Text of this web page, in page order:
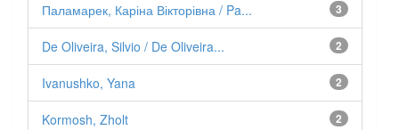
3
Паламарек, Каріна Вікторівна / Pa...
2
De Oliveira, Silvio / De Oliveira...
2
Ivanushko, Yana
2
Kormosh, Zholt